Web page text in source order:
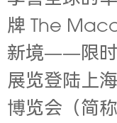
牌 The
新境——限时
展览登陆上
博览会（简